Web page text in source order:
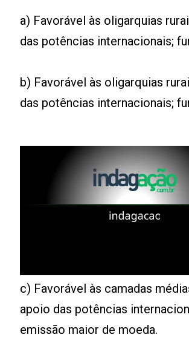
a) Favorável às oligarquias
das potências internacionais;
b) Favorável às oligarquias
das potências internacionais;
c) Favorável às camadas
apoio das potências
emissão maior de moeda.